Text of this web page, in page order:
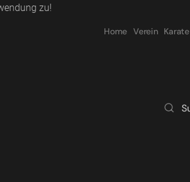
zu!
Home Verein Karate